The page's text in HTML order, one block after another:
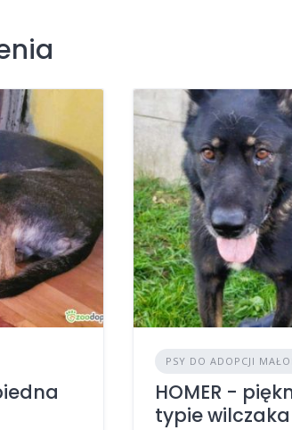
PSY DO ADOPCJI
HOMER -
typie